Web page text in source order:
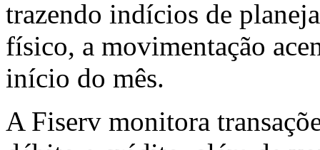
trazendo indícios de
físico, a movimentação
início do mês.
A Fiserv monitora